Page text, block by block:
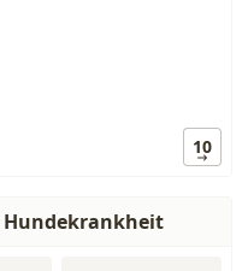
10
Hundekrankheit